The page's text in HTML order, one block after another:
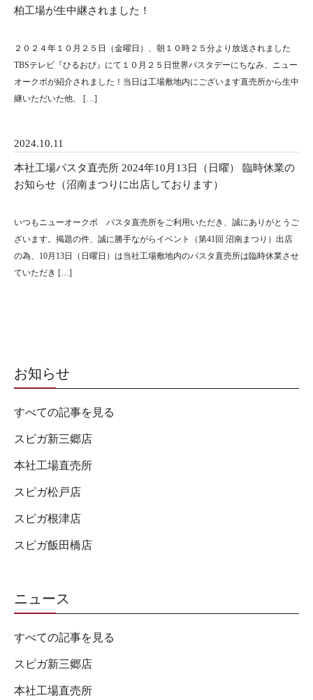
柏工場が生中継されました！
２０２４年１０月２５日（金曜日）、朝１０時２５分より放送されました
TBSテレビ『ひるおび』にて１０月２５日世界パスタデーにちなみ、ニュー
オークボが紹介されました！当日は工場敷地内にございます直売所から生中
継いただいた他、 […]
2024.10.11
本社工場パスタ直売所 2024年10月13日（日曜） 臨時休業の
お知らせ（沼南まつりに出店しております）
いつもニューオークボ パスタ直売所をご利用いただき、誠にありがとうご
ざいます。掲題の件、誠に勝手ながらイベント（第41回 沼南まつり）出店
の為、10月13日（日曜日）は当社工場敷地内のパスタ直売所は臨時休業させ
ていただき […]
お知らせ
すべての記事を見る
スピガ新三郷店
本社工場直売所
スピガ松戸店
スピガ根津店
スピガ飯田橋店
ニュース
すべての記事を見る
スピガ新三郷店
本社工場直売所